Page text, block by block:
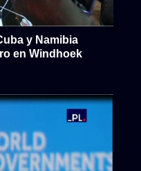
y Namibia
en Windhoek